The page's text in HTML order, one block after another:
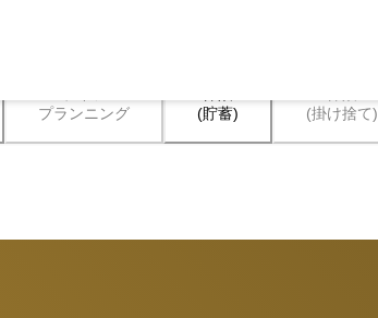
プランニング
(貯蓄)
(掛け捨て)